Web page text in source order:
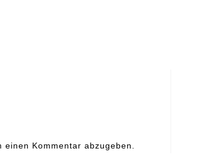
einen Kommentar abzugeben.